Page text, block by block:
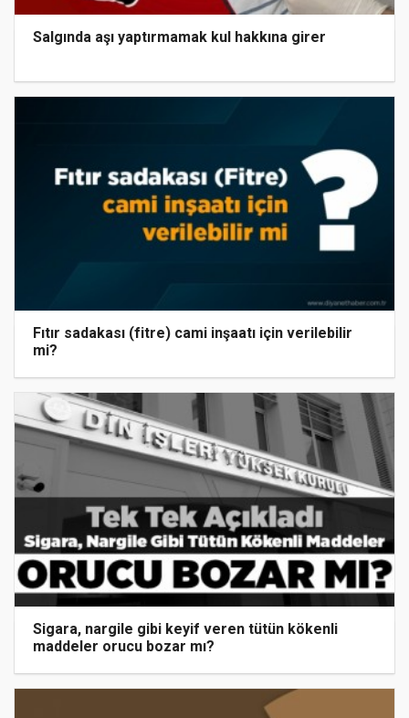
Salgında aşı yaptırmamak kul hakkına girer
Fıtır sadakası (fitre) cami inşaatı için verilebilir
mi?
Sigara, nargile gibi keyif veren tütün kökenli
maddeler orucu bozar mı?